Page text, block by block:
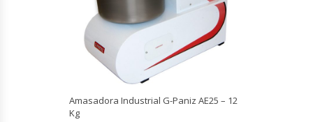
Amasadora Industrial G-Paniz AE25 – 12
Kg